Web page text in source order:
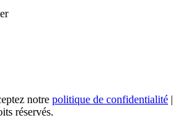
notre politique de confidentialité |
réservés.